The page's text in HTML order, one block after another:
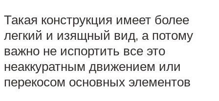
Такая конструкция имеет более
легкий и изящный вид, а потому
важно не испортить все это
неаккуратным движением или
перекосом основных элементов